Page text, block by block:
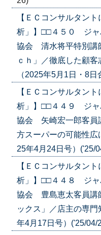
【ＥＣコンサルタン
析」】□□４５０ ジャ
協会 清水将平特別講
ｃｈ」／徹底した顧
（2025年5月1日・8
【ＥＣコンサルタン
析」】□□４４９ ジャ
協会 矢崎宏一郎客員
方スーパーの可能性
25年4月24日号）('25/
【ＥＣコンサルタン
析」】□□４４８ ジャ
協会 豊島恵太客員講
ックス」／店主の専
年4月17日号）('25/04/